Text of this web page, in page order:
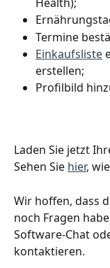
Termine
Einkaufsliste
erstellen;
Profilbild
Laden Sie jetzt
Sehen Sie hier,
Wir hoffen, dass
noch Fragen
Software-Chat
kontaktieren.